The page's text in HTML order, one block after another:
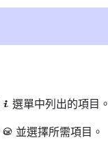
i 選單中列出的項目。
J 並選擇所需項目。